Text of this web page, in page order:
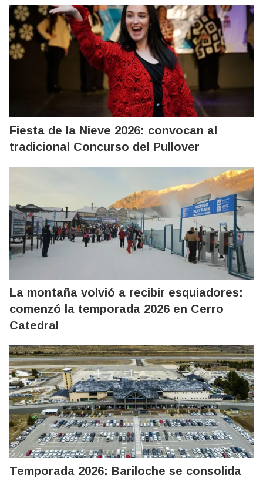
Fiesta de la Nieve 2026: convocan al
tradicional Concurso del Pullover
La montaña volvió a recibir esquiadores:
comenzó la temporada 2026 en Cerro
Catedral
Temporada 2026: Bariloche se consolida